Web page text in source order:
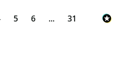
5 6 ... 31